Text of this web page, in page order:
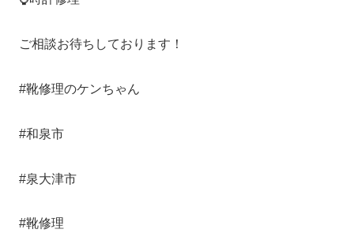
ご相談お待ちしております！
#靴修理のケンちゃん
#和泉市
#泉大津市
#靴修理